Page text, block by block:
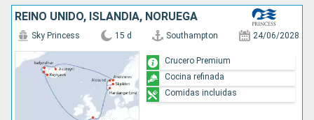
REINO UNIDO, ISLANDIA, NORUEGA
Sky Princess 15 d Southampton 24/06/2028
Crucero Premium
Cocina refinada
Comidas incluidas